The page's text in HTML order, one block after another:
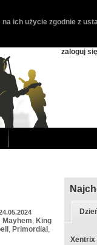
ich użycie zgodnie z
zaloguj się
Mayhem, King
, Primordial ,
Xentrix